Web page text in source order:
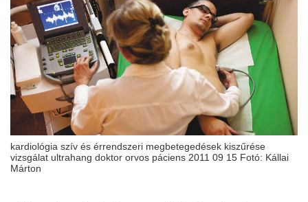
kardiológia szív és érrendszeri megbetegedések kiszűrése
vizsgálat ultrahang doktor orvos páciens 2011 09 15 Fotó: Kállai
Márton